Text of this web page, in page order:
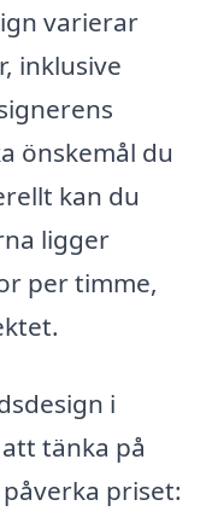
varierar
inklusive
önskemål du
kan du
ligger
per timme,
i
tänka på
priset: